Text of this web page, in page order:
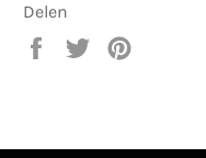
Delen
Delen
Twitteren